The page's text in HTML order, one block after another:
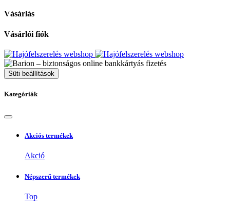
Vásárlás
Vásárlói fiók
Süti beállítások
Kategóriák
Akciós termékek
Akció
Népszerű termékek
Top